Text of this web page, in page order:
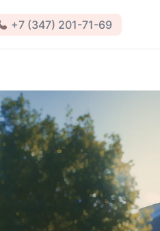
+7 (347) 201-71-69